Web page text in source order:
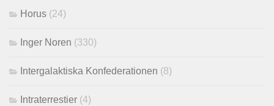
Horus (24)
Inger Noren (330)
Intergalaktiska Konfederationen (8)
Intraterrestier (4)